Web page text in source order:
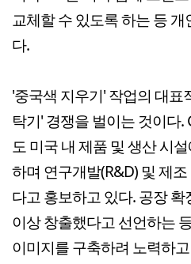
교체할 수 있도록 하는 등
다.
'중국색 지우기' 작업의 대표
탁기' 경쟁을 벌이는 것이다.
도 미국 내 제품 및 생산 시
하며 연구개발(R&D) 및 제
다고 홍보하고 있다. 공장
이상 창출했다고 선언하는
이미지를 구축하려 노력하